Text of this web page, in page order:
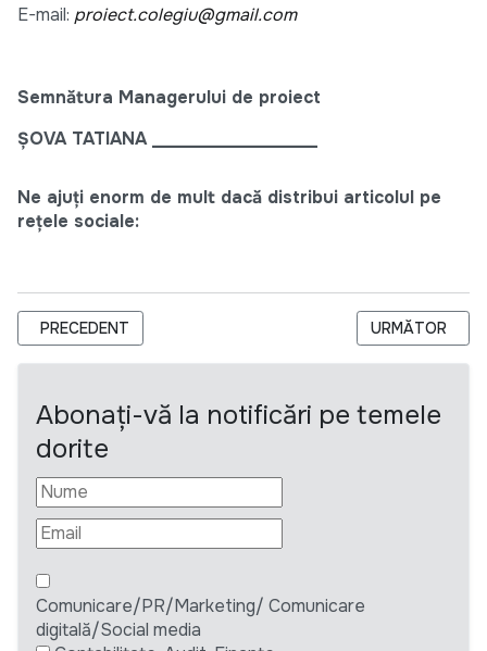
E-mail: proiect.colegiu@gmail.com
Semnătura Managerului de proiect
ȘOVA TATIANA ___________________
Ne ajuți enorm de mult dacă distribui articolul pe
rețele sociale:
ARTICOL PRECEDENT: RFP-MESA-2024-022 ACTIVITY TITLE:
PRECEDENT ARTICOLUL
URMĂTOR
Abonați-vă la notificări pe temele
dorite
Comunicare/PR/Marketing/ Comunicare
digitală/Social media